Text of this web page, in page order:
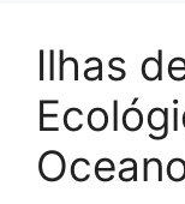
Ilhas